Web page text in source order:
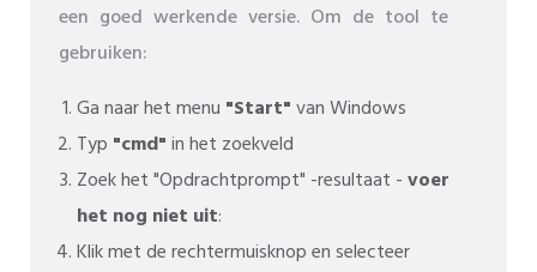
een goed werkende versie. Om de tool te
gebruiken:
Ga naar het menu "Start"van Windows
Typ "cmd"in het zoekveld
Zoek het "Opdrachtprompt" -resultaat -voer
het nog niet uit:
Klik met de rechtermuisknop en selecteer